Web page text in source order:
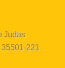
Judas
221